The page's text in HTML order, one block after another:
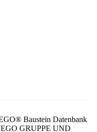
Baustein Datenbank
GRUPPE UND